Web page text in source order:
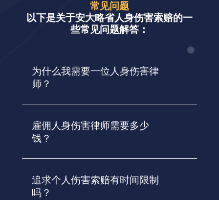
常见问题
以下是关于安大略省人身伤害索赔的一
些常见问题解答：
为什么我需要一位人身伤害律
师？
雇佣人身伤害律师需要多少
钱？
追求个人伤害索赔有时间限制
吗？